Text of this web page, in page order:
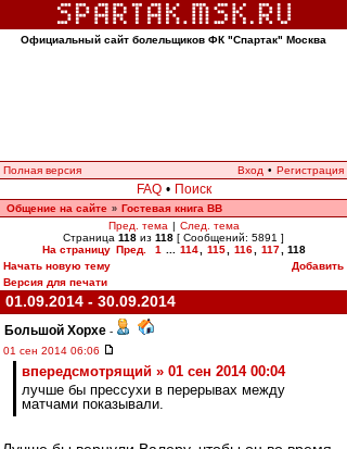
Официальный сайт болельщиков ФК "Спартак" Москва
Полная версия Вход • Регистрация
FAQ • Поиск
Общение на сайте » Гостевая книга ВВ
Пред. тема | След. тема
Страница 118 из 118 [ Сообщений: 5891 ]
На страницу Пред. 1 114 115 116 117
118
Начать новую тему
Добавить
Версия для печати
01.09.2014 - 30.09.2014
Большой Хорхе -
01 сен 2014 06:06
впередсмотрящий » 01 сен 2014 00:04
лучше бы прессухи в перерывах между
матчами показывали.